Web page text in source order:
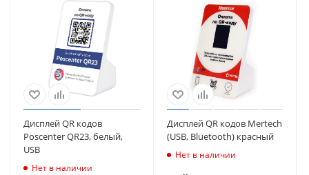
Дисплей QR кодов
Poscenter QR23, белый,
USB
Нет в наличии
Дисплей QR кодов Mertech
(USB, Bluetooth) красный
Нет в наличии